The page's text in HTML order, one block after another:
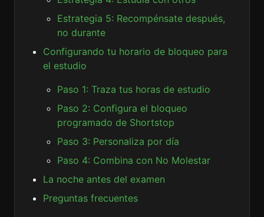
Estrategia 5: Recompénsate después,
no durante
Configurando tu horario de bloqueo para
el estudio
Paso 1: Traza tus horas de estudio
Paso 2: Configura el bloqueo
programado de Shortstop
Paso 3: Personaliza por día
Paso 4: Combina con No Molestar
La noche antes del examen
Preguntas frecuentes